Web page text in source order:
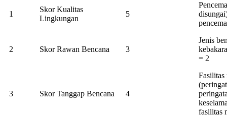
1
Skor Kualitas
Lingkungan
5
2 Skor Rawan Bencana 3
Jenis
= 2
3 Skor Tanggap Bencana 4
Fasilitas
fasilitas